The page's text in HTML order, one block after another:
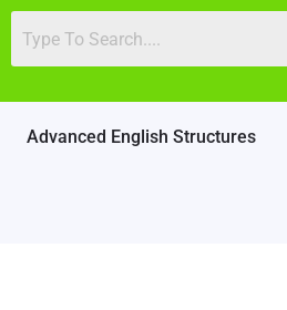
Advanced English Structures